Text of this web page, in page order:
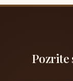
Pozrite